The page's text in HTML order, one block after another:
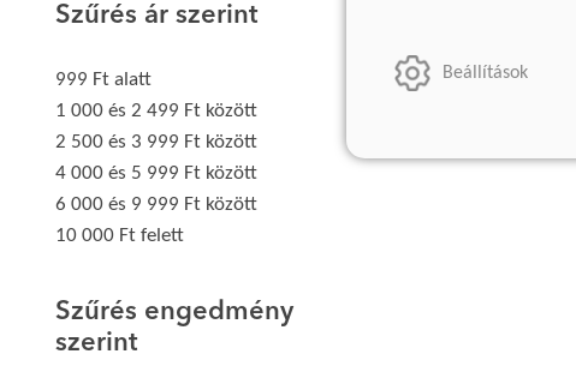
Szűrés ár szerint
999 Ft alatt
1 000 és 2 499 Ft között
2 500 és 3 999 Ft között
4 000 és 5 999 Ft között
6 000 és 9 999 Ft között
10 000 Ft felett
Szűrés engedmény
szerint
Beállítások